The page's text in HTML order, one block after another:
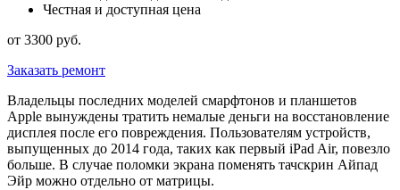
Честная и доступная цена
от 3300 руб.
Заказать ремонт
Владельцы последних моделей смарфтонов и планшетов
Apple вынуждены тратить немалые деньги на восстановление
дисплея после его повреждения. Пользователям устройств,
выпущенных до 2014 года, таких как первый iPad Air, повезло
больше. В случае поломки экрана поменять тачскрин Айпад
Эйр можно отдельно от матрицы.